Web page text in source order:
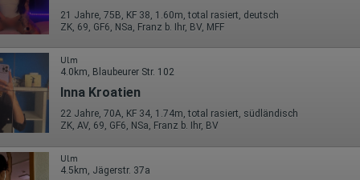
developers.google.com/analytics/devguides/collection/analyt
cookie-usage?hl=de#gtagjs_google_analytics_4_-
_cookie_usage
Ireland Limited
Daten:
Die erzeugten Informationen über die Benutzung unserer Webseiten
sowie die von dem Browser übermittelte IP-Adresse werden übertragen
und gespeichert. Dabei können aus den verarbeiteten Daten
gegebenenfalls auch an Dritte übertragen, sofern dies gesetzlich
vorgeschrieben wird oder, soweit Dritte diese Daten im Auftrag von
21 Jahre, 75B, KF 38, 1.60m, total rasiert, deutsch
ZK, 69, GF6, NSa, Franz b. Ihr, BV, MFF
Ulm
4.0km, Blaubeurer Str. 102
Inna Kroatien
22 Jahre, 70A, KF 34, 1.74m, total rasiert, südländisch
ZK, AV, 69, GF6, NSa, Franz b. Ihr, BV
Ulm
4.5km, Jägerstr. 37a